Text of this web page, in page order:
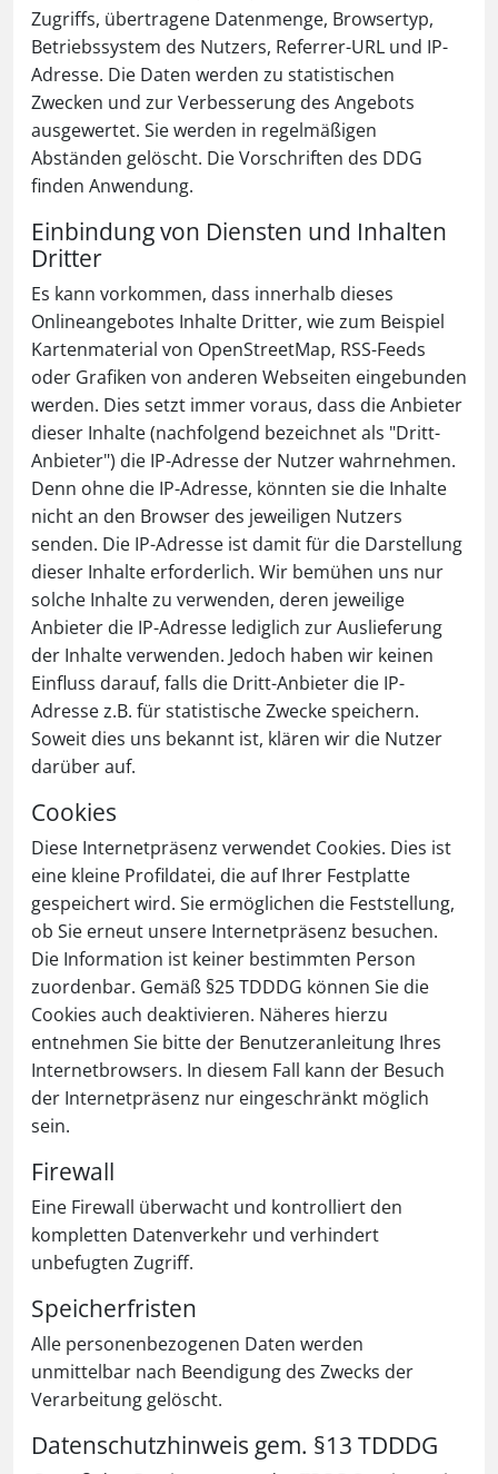
Zugriffs, übertragene Datenmenge, Browsertyp,
Betriebssystem des Nutzers, Referrer-URL und IP-
Adresse. Die Daten werden zu statistischen
Zwecken und zur Verbesserung des Angebots
ausgewertet. Sie werden in regelmäßigen
Abständen gelöscht. Die Vorschriften des DDG
finden Anwendung.
Einbindung von Diensten und Inhalten
Dritter
Es kann vorkommen, dass innerhalb dieses
Onlineangebotes Inhalte Dritter, wie zum Beispiel
Kartenmaterial von OpenStreetMap, RSS-Feeds
oder Grafiken von anderen Webseiten eingebunden
werden. Dies setzt immer voraus, dass die Anbieter
dieser Inhalte (nachfolgend bezeichnet als "Dritt-
Anbieter") die IP-Adresse der Nutzer wahrnehmen.
Denn ohne die IP-Adresse, könnten sie die Inhalte
nicht an den Browser des jeweiligen Nutzers
senden. Die IP-Adresse ist damit für die Darstellung
dieser Inhalte erforderlich. Wir bemühen uns nur
solche Inhalte zu verwenden, deren jeweilige
Anbieter die IP-Adresse lediglich zur Auslieferung
der Inhalte verwenden. Jedoch haben wir keinen
Einfluss darauf, falls die Dritt-Anbieter die IP-
Adresse z.B. für statistische Zwecke speichern.
Soweit dies uns bekannt ist, klären wir die Nutzer
darüber auf.
Cookies
Diese Internetpräsenz verwendet Cookies. Dies ist
eine kleine Profildatei, die auf Ihrer Festplatte
gespeichert wird. Sie ermöglichen die Feststellung,
ob Sie erneut unsere Internetpräsenz besuchen.
Die Information ist keiner bestimmten Person
zuordenbar. Gemäß §25 TDDDG können Sie die
Cookies auch deaktivieren. Näheres hierzu
entnehmen Sie bitte der Benutzeranleitung Ihres
Internetbrowsers. In diesem Fall kann der Besuch
der Internetpräsenz nur eingeschränkt möglich
sein.
Firewall
Eine Firewall überwacht und kontrolliert den
kompletten Datenverkehr und verhindert
unbefugten Zugriff.
Speicherfristen
Alle personenbezogenen Daten werden
unmittelbar nach Beendigung des Zwecks der
Verarbeitung gelöscht.
Datenschutzhinweis gem. §13 TDDDG